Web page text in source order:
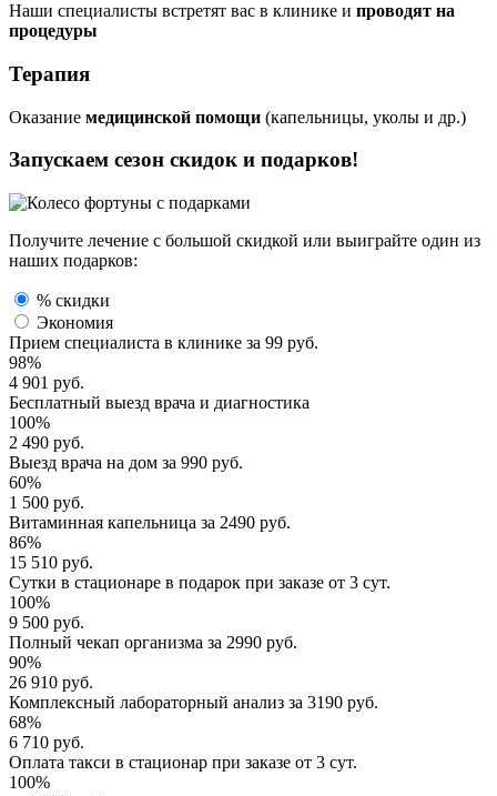
Наши специалисты встретят вас в клинике и проводят на
процедуры
Терапия
Оказание медицинской помощи (капельницы, уколы и др.)
Запускаем сезон скидок и подарков!
Получите лечение с большой скидкой или выиграйте один из
наших подарков:
% скидки
Экономия
Прием специалиста в клинике за 99 руб.
98%
4 901 руб.
Бесплатный выезд врача и диагностика
100%
2 490 руб.
Выезд врача на дом за 990 руб.
60%
1 500 руб.
Витаминная капельница за 2490 руб.
86%
15 510 руб.
Сутки в стационаре в подарок при заказе от 3 сут.
100%
9 500 руб.
Полный чекап организма за 2990 руб.
90%
26 910 руб.
Комплексный лабораторный анализ за 3190 руб.
68%
6 710 руб.
Оплата такси в стационар при заказе от 3 сут.
100%